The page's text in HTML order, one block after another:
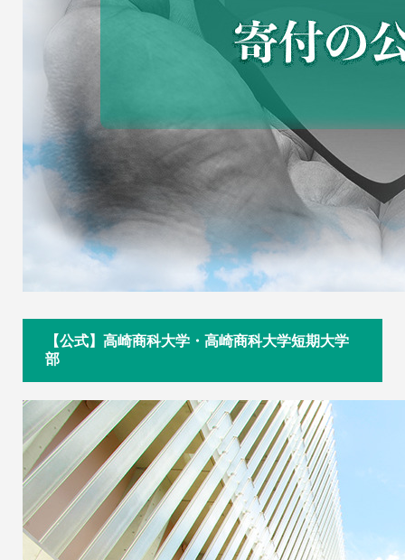
【公式】高崎商科大学・高崎商科大学短期大学
部